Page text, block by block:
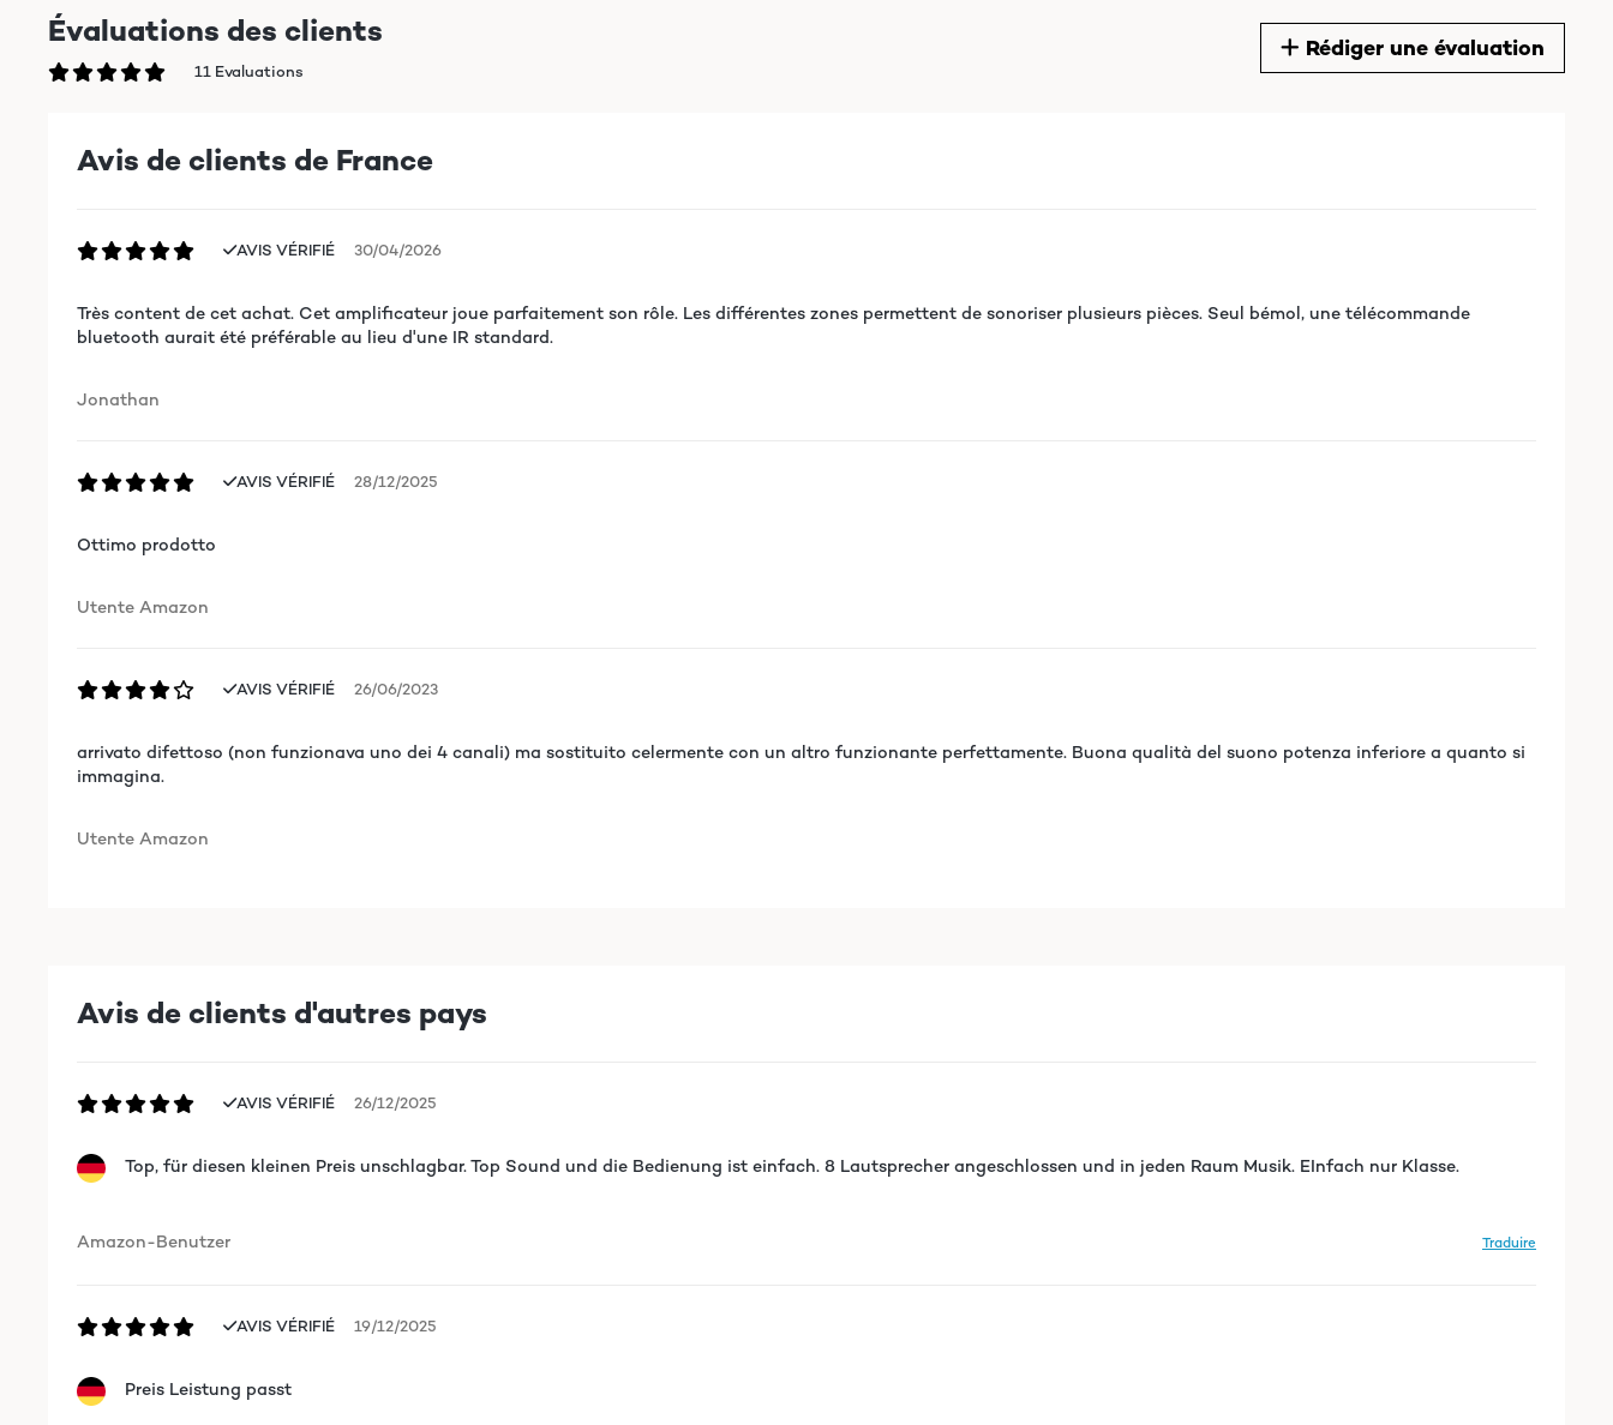
Évaluations des clients
11 Evaluations
Rédiger une évaluation
Avis de clients de France
AVIS VÉRIFIÉ 30/04/2026
Très content de cet achat. Cet amplificateur joue parfaitement son rôle. Les différentes zones permettent de sonoriser plusieurs pièces. Seul bémol, une télécommande
bluetooth aurait été préférable au lieu d'une IR standard.
Jonathan
AVIS VÉRIFIÉ 28/12/2025
Ottimo prodotto
Utente Amazon
AVIS VÉRIFIÉ 26/06/2023
arrivato difettoso (non funzionava uno dei 4 canali) ma sostituito celermente con un altro funzionante perfettamente. Buona qualità del suono potenza inferiore a quanto si
immagina.
Utente Amazon
Avis de clients d'autres pays
AVIS VÉRIFIÉ 26/12/2025
Top, für diesen kleinen Preis unschlagbar. Top Sound und die Bedienung ist einfach. 8 Lautsprecher angeschlossen und in jeden Raum Musik. EInfach nur Klasse.
Amazon-Benutzer Traduire
AVIS VÉRIFIÉ 19/12/2025
Preis Leistung passt